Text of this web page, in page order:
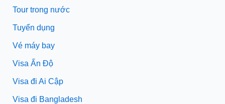
Tour trong nước
Tuyển dụng
Vé máy bay
Visa Ấn Độ
Visa đi Ai Cập
Visa đi Bangladesh